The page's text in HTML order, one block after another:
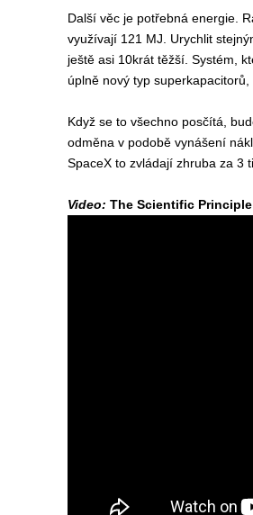
Další věc je potřebná energie.
využívají 121 MJ. Urychlit
ještě asi 10krát těžší. Systém,
úplně nový typ
Když se to všechno posčítá,
odměna v podobě vynášení
SpaceX to zvládají zhruba za 3
Video: The Scientific